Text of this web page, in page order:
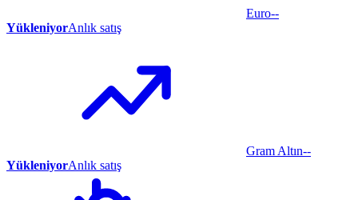
Euro--
YükleniyorAnlık satış
Gram Altın--
YükleniyorAnlık satış